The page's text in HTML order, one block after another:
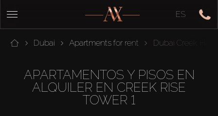
ES
Dubai Apartments for rent Dubai Creek
APARTAMENTOS Y PISOS EN
ALQUILER EN CREEK RISE
TOWER 1